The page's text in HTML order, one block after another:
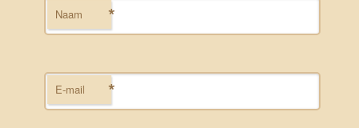
Naam *
E-mail *